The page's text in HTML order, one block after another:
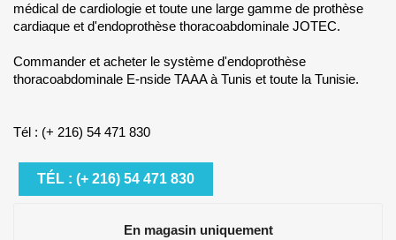
médical de cardiologie et toute une large gamme de prothèse
cardiaque et d'endoprothèse thoracoabdominale JOTEC.
Commander et acheter le système d'endoprothèse
thoracoabdominale E-nside TAAA à Tunis et toute la Tunisie.
Tél : (+ 216) 54 471 830
TÉL : (+ 216) 54 471 830
En magasin uniquement